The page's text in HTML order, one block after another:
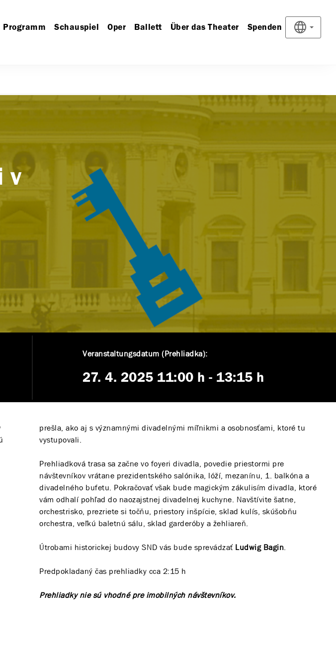
Programm Schauspiel Oper Ballett Über das Theater Spenden
v
Veranstaltungsdatum (Prehliadka):
27. 4. 2025 11:00 h - 13:15 h
prešla, ako aj s významnými divadelnými míľnikmi a osobnosťami, ktoré tu
vystupovali.
Prehliadková trasa sa začne vo foyeri divadla, povedie priestormi pre
návštevníkov vrátane prezidentského salónika, lóží, mezanínu, 1. balkóna a
divadelného bufetu. Pokračovať však bude magickým zákulisím divadla, ktoré
vám odhalí pohľad do naozajstnej divadelnej kuchyne. Navštívite šatne,
orchestrisko, prezriete si točňu, priestory inšpície, sklad kulís, skúšobňu
orchestra, veľkú baletnú sálu, sklad garderóby a žehliareň.
Útrobami historickej budovy SND vás bude sprevádzať Ludwig Bagin.
Predpokladaný čas prehliadky cca 2:15 h
Prehliadky nie sú vhodné pre imobilných návštevníkov.